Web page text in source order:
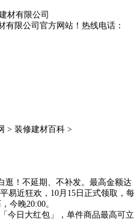
有限公司官方网站！热线电话：
> 装修建材百科 >
！不延期、不补发。最高金额达
易近狂欢，10月15日正式领取，每
今晚20:00。
日大红包」，单件商品最高可立